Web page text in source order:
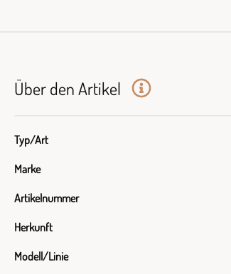
Über den Artikel
Typ/Art
Marke
Artikelnummer
Herkunft
Modell/Linie